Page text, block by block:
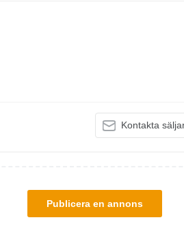
Kontakta
Publicera en annons